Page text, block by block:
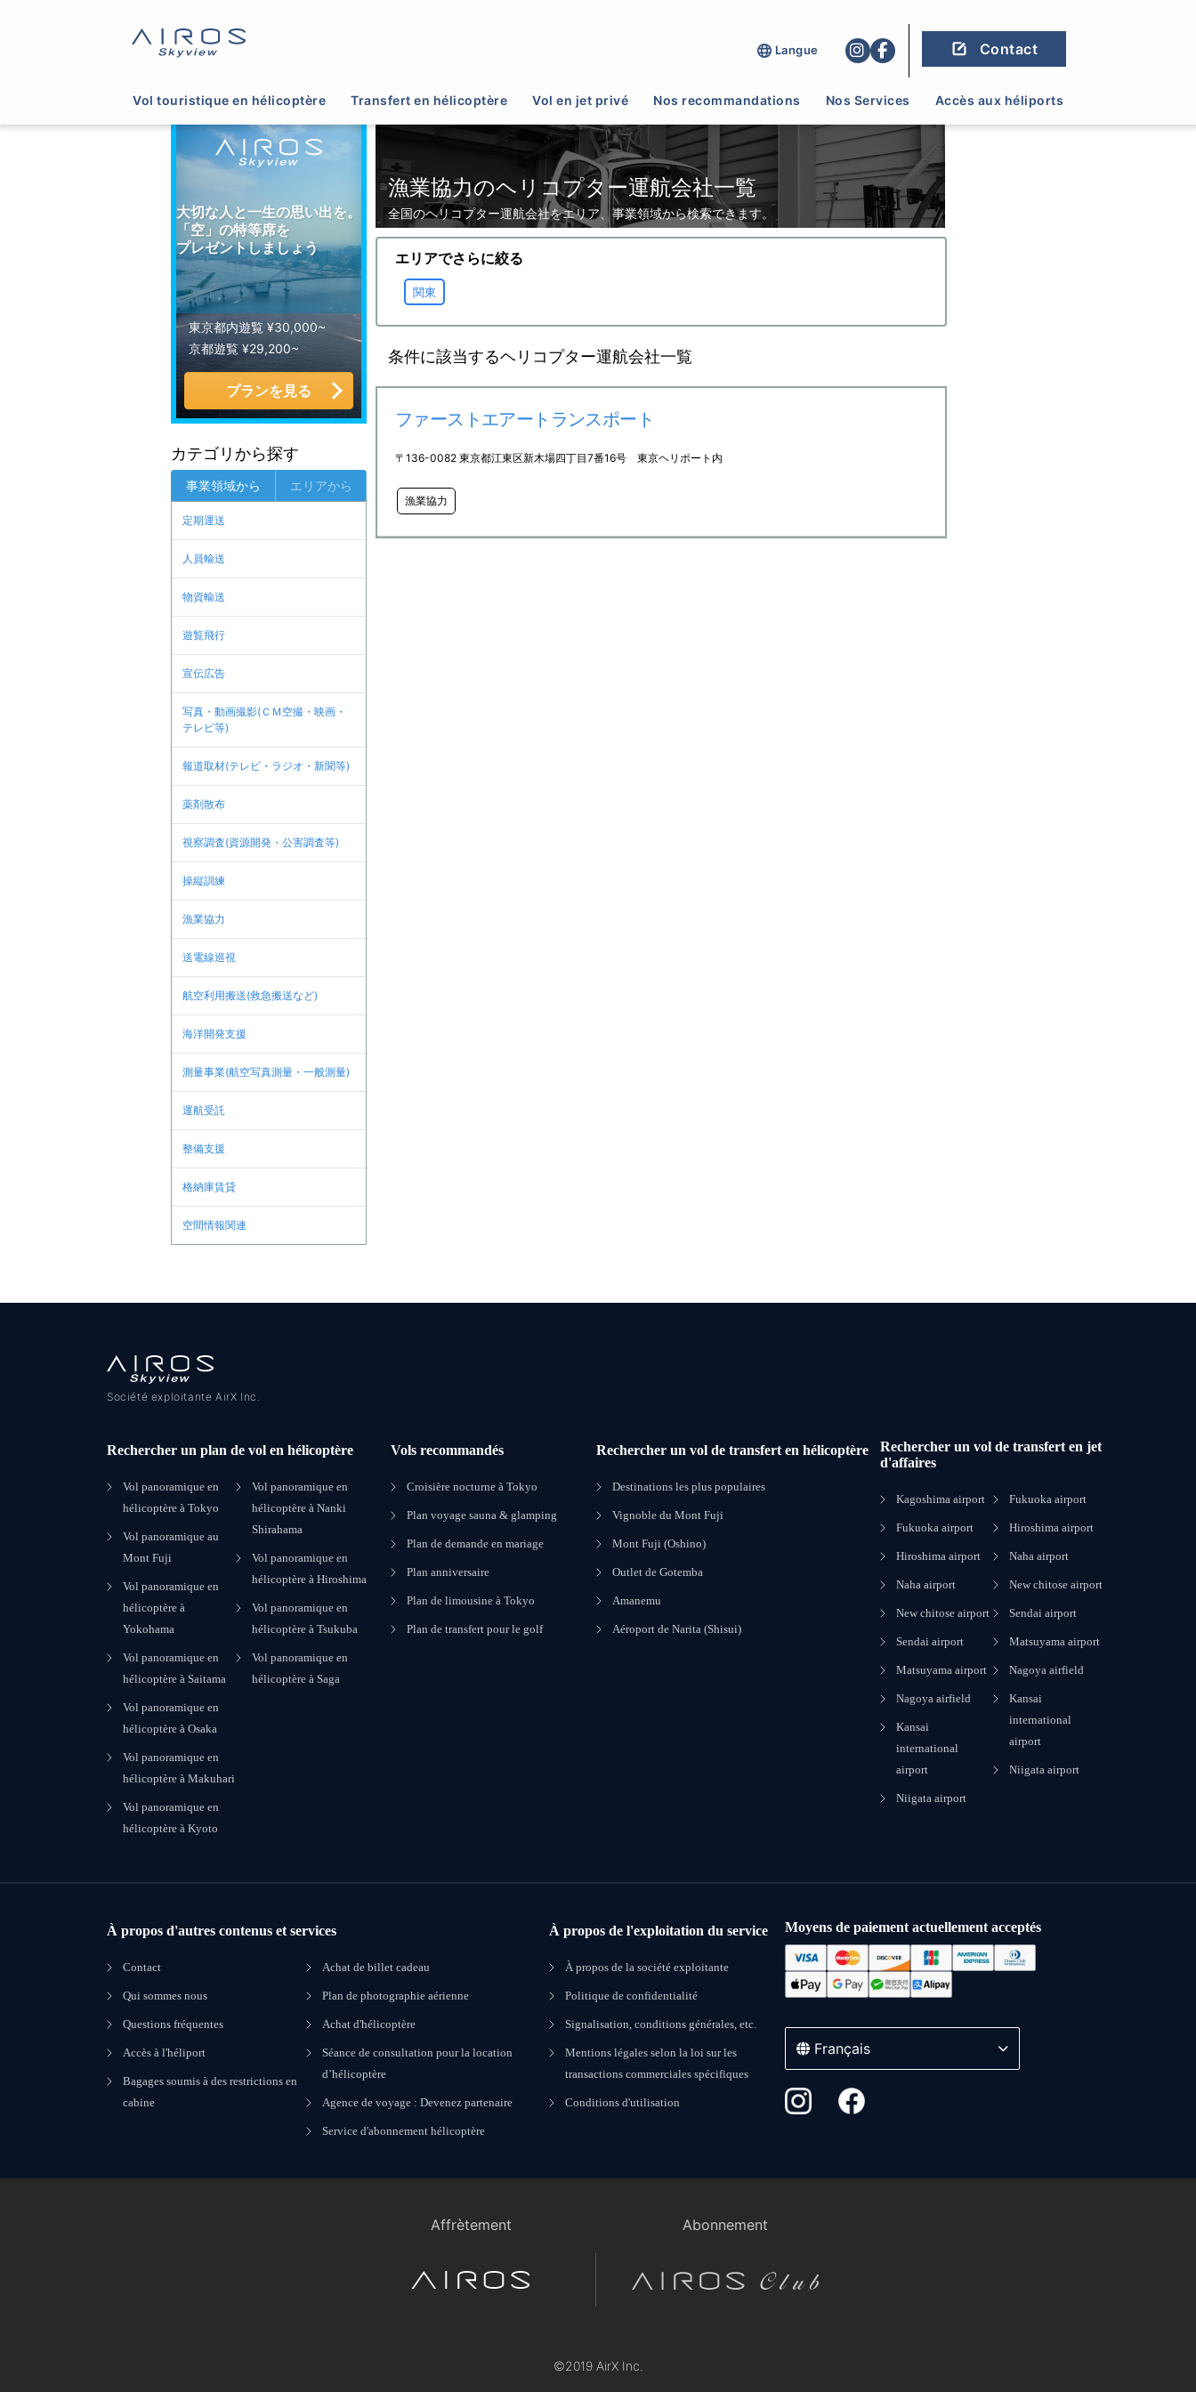
Langue Contact
Vol touristique en hélicoptère Transfert en hélicoptère Vol en jet privé Nos recommandations Nos Services Accès aux héliports
大切な人と一生の思い出を。
「空」の特等席を
プレゼントしましょう
東京都内遊覧 ¥30,000~
京都遊覧 ¥29,200~
プランを見る
カテゴリから探す
事業領域から エリアから
定期運送
人員輸送
物資輸送
遊覧飛行
宣伝広告
写真・動画撮影(ＣＭ空撮・映画・
テレビ等)
報道取材(テレビ・ラジオ・新聞等)
薬剤散布
視察調査(資源開発・公害調査等)
操縦訓練
漁業協力
送電線巡視
航空利用搬送(救急搬送など)
海洋開発支援
測量事業(航空写真測量・一般測量)
運航受託
整備支援
格納庫賃貸
空間情報関連
漁業協力のヘリコプター運航会社一覧
全国のヘリコプター運航会社をエリア、事業領域から検索できます。
エリアでさらに絞る
関東
条件に該当するヘリコプター運航会社一覧
ファーストエアートランスポート
〒136-0082 東京都江東区新木場四丁目7番16号 東京ヘリポート内
漁業協力
Société exploitante AirX Inc.
Rechercher un plan de vol en hélicoptère
Vol panoramique en
hélicoptère à Tokyo
Vol panoramique au
Mont Fuji
Vol panoramique en
hélicoptère à
Yokohama
Vol panoramique en
hélicoptère à Saitama
Vol panoramique en
hélicoptère à Osaka
Vol panoramique en
hélicoptère à Makuhari
Vol panoramique en
hélicoptère à Kyoto
Vol panoramique en
hélicoptère à Nanki
Shirahama
Vol panoramique en
hélicoptère à Hiroshima
Vol panoramique en
hélicoptère à Tsukuba
Vol panoramique en
hélicoptère à Saga
Vols recommandés
Croisière nocturne à Tokyo
Plan voyage sauna & glamping
Plan de demande en mariage
Plan anniversaire
Plan de limousine à Tokyo
Plan de transfert pour le golf
Rechercher un vol de transfert en hélicoptère
Destinations les plus populaires
Vignoble du Mont Fuji
Mont Fuji (Oshino)
Outlet de Gotemba
Amanemu
Aéroport de Narita (Shisui)
Rechercher un vol de transfert en jet
d'affaires
Kagoshima airport
Fukuoka airport
Hiroshima airport
Naha airport
New chitose airport
Sendai airport
Matsuyama airport
Nagoya airfield
Kansai
international
airport
Niigata airport
Fukuoka airport
Hiroshima airport
Naha airport
New chitose airport
Sendai airport
Matsuyama airport
Nagoya airfield
Kansai
international
airport
Niigata airport
À propos d'autres contenus et services
Contact
Qui sommes nous
Questions fréquentes
Accès à l'héliport
Bagages soumis à des restrictions en
cabine
Achat de billet cadeau
Plan de photographie aérienne
Achat d'hélicoptère
Séance de consultation pour la location
d’hélicoptère
Agence de voyage : Devenez partenaire
Service d'abonnement hélicoptère
À propos de l'exploitation du service
À propos de la société exploitante
Politique de confidentialité
Signalisation, conditions générales, etc.
Mentions légales selon la loi sur les
transactions commerciales spécifiques
Conditions d'utilisation
Moyens de paiement actuellement acceptés
Français
Affrètement Abonnement
©2019 AirX Inc.